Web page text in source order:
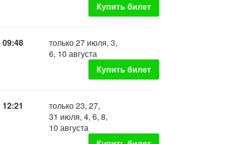
Купить билет
09:48
только 27 июля, 3,
6, 10 августа
Купить билет
12:21
только 23, 27,
31 июля, 4, 6, 8,
10 августа